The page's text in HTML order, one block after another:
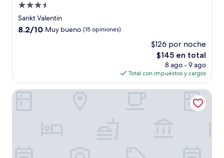
Propiedad
de
3.5
Sankt Valentin
8.2
opiniones)
8.2/10 Muy bueno (15 opiniones)
$126 por noche
El
precio
actual
es
de
$145 en total
8 ago - 9 ago
Total con impuestos y cargos
Hotel & Restaurant Christkindlwirt